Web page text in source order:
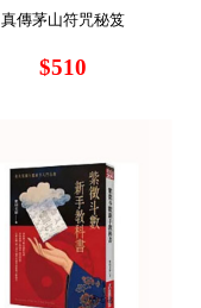
真傳茅山符咒秘笈
$510